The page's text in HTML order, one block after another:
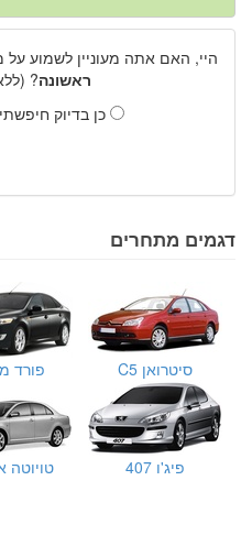
היי, האם אתה מעוניין לשמוע
ראשונה?
כן בדיוק
דגמים מתחרים
סיטרואן C5 פורד
פיג'ו 407 טויוטה